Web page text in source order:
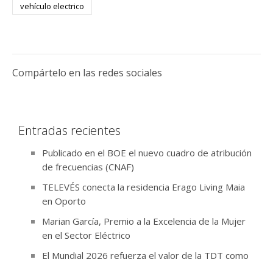
vehículo electrico
Compártelo en las redes sociales
Entradas recientes
Publicado en el BOE el nuevo cuadro de atribución
de frecuencias (CNAF)
TELEVÉS conecta la residencia Erago Living Maia
en Oporto
Marian García, Premio a la Excelencia de la Mujer
en el Sector Eléctrico
El Mundial 2026 refuerza el valor de la TDT como